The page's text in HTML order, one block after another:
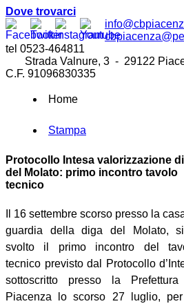
Dove trovarci
tel 0523-464811
Strada Valnure, 3 - 29122
C.F. 91096830335
Home
Stampa
Protocollo Intesa valorizzazione
del Molato: primo incontro tavolo
tecnico
Il 16 settembre scorso presso la
guardia della diga del Molato,
svolto il primo incontro del
tecnico previsto dal Protocollo
sottoscritto presso la
Piacenza lo scorso 27 luglio,